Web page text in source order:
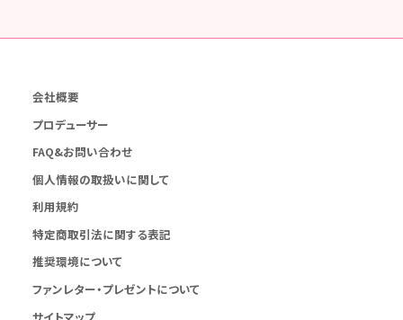
会社概要
プロデューサー
FAQ&お問い合わせ
個人情報の取扱いに関して
利用規約
特定商取引法に関する表記
推奨環境について
ファンレター・プレゼントについて
サイトマップ